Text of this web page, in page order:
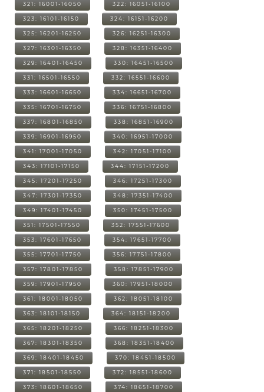
321: 16001-16050 322: 16051-16100
323: 16101-16150 324: 16151-16200
325: 16201-16250 326: 16251-16300
327: 16301-16350 328: 16351-16400
329: 16401-16450 330: 16451-16500
331: 16501-16550 332: 16551-16600
333: 16601-16650 334: 16651-16700
335: 16701-16750 336: 16751-16800
337: 16801-16850 338: 16851-16900
339: 16901-16950 340: 16951-17000
341: 17001-17050 342: 17051-17100
343: 17101-17150 344: 17151-17200
345: 17201-17250 346: 17251-17300
347: 17301-17350 348: 17351-17400
349: 17401-17450 350: 17451-17500
351: 17501-17550 352: 17551-17600
353: 17601-17650 354: 17651-17700
355: 17701-17750 356: 17751-17800
357: 17801-17850 358: 17851-17900
359: 17901-17950 360: 17951-18000
361: 18001-18050 362: 18051-18100
363: 18101-18150 364: 18151-18200
365: 18201-18250 366: 18251-18300
367: 18301-18350 368: 18351-18400
369: 18401-18450 370: 18451-18500
371: 18501-18550 372: 18551-18600
373: 18601-18650 374: 18651-18700